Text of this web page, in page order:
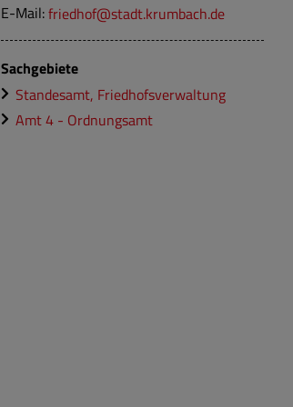
E-Mail:friedhof@stadt.krumbach.de
Sachgebiete
Standesamt, Friedhofsverwaltung
Amt 4 - Ordnungsamt